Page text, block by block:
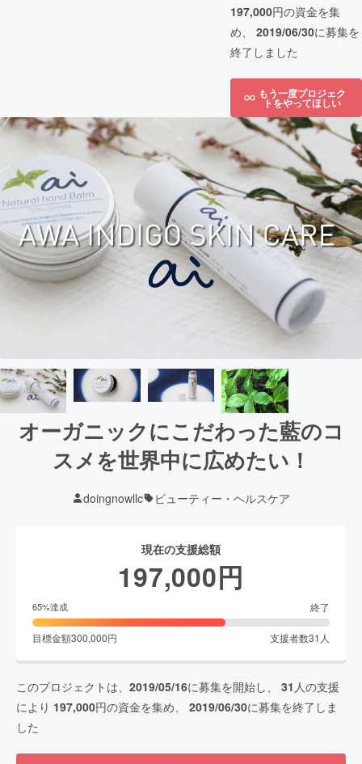
197,000円の資金を集
め、 2019/06/30に募集を
終了しました
もう一度プロジェク
トをやってほしい
オーガニックにこだわった藍のコ
スメを世界中に広めたい！
doingnowllc ビューティー・ヘルスケア
現在の支援総額
197,000円
65%達成 終了
目標金額300,000円 支援者数31 人
このプロジェクトは、 2019/05/16に募集を開始し、 31 人の支援
により 197,000円の資金を集め、 2019/06/30に募集を終了しま
した